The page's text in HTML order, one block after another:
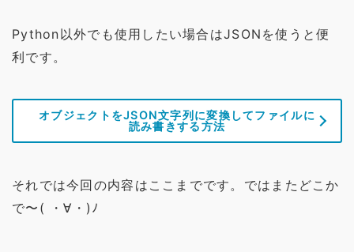
Python以外でも使用したい場合はJSONを使うと便
利です。
オブジェクトをJSON文字列に変換してファイルに
読み書きする方法
それでは今回の内容はここまでです。ではまたどこか
で〜( ・∀・)ﾉ